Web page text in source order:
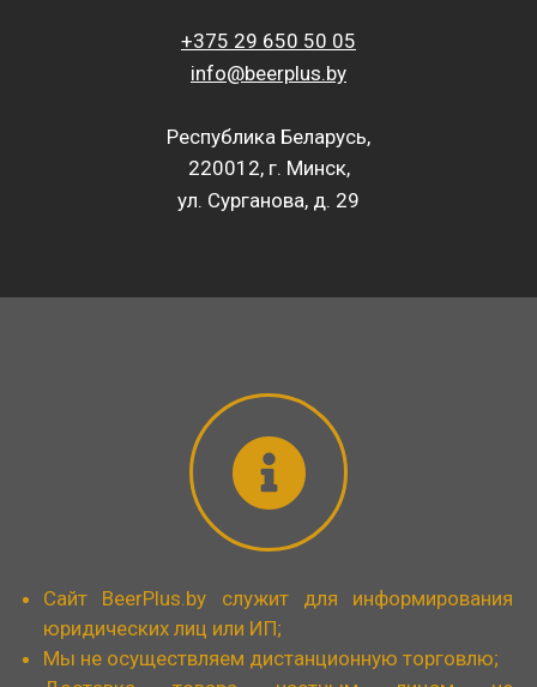
+375 29 650 50 05
info@beerplus.by
Республика Беларусь,
220012, г. Минск,
ул. Сурганова, д. 29
Сайт BeerPlus.by служит для информирования
юридических лиц или ИП;
Мы не осуществляем дистанционную торговлю;